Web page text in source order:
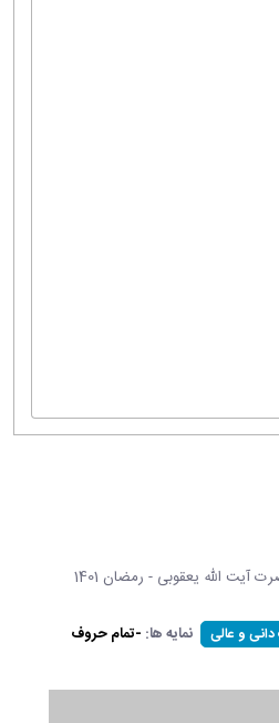
آیت الله یعقوبی - رمضان 1401
و عالی نمایه ها: -تمام حروف